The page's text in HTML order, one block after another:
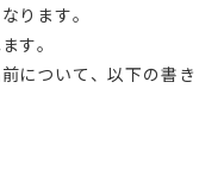
ります。
す。
について、以下の書き